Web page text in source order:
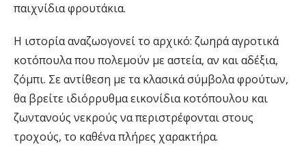
παιχνίδια φρουτάκια.
Η ιστορία αναζωογονεί το αρχικό: ζωηρά αγροτικά
κοτόπουλα που πολεμούν με αστεία, αν και αδέξια,
ζόμπι. Σε αντίθεση με τα κλασικά σύμβολα φρούτων,
θα βρείτε ιδιόρρυθμα εικονίδια κοτόπουλου και
ζωντανούς νεκρούς να περιστρέφονται στους
τροχούς, το καθένα πλήρες χαρακτήρα.